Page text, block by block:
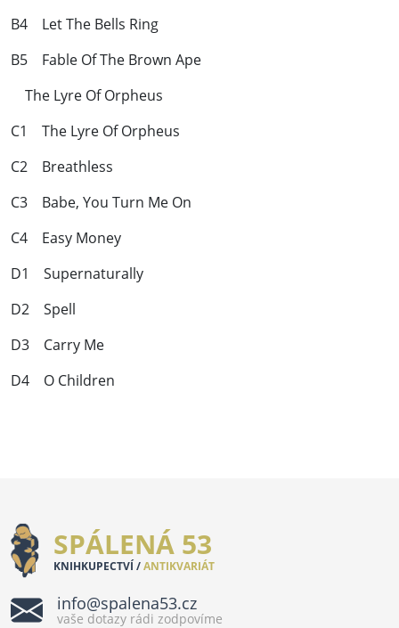
B4 Let The Bells Ring
B5 Fable Of The Brown Ape
The Lyre Of Orpheus
C1 The Lyre Of Orpheus
C2 Breathless
C3 Babe, You Turn Me On
C4 Easy Money
D1 Supernaturally
D2 Spell
D3 Carry Me
D4 O Children
SPÁLENÁ 53
KNIHKUPECTVÍ /ANTIKVARIÁT
info@spalena53.cz
vaše dotazy rádi zodpovíme